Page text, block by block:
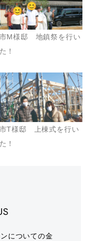
M様邸 地鎮祭を行い
！
T様邸 上棟式を行い
！
についての金